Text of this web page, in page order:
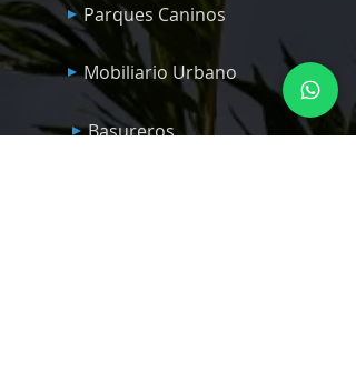
Parques Caninos
Mobiliario Urbano
Basureros